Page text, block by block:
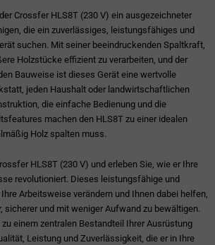
Crossfer HLS8T (230 V) ein ausgezeichneter
die ein zuverlässiges, leistungsfähiges und
suchen. Mit seiner beeindruckenden Spaltkraft,
Holzstücke effizient zu verarbeiten, und der
Bauweise ist dieses Gerät eine wertvolle
jeden Haushalt oder landwirtschaftlichen
die einfache Bedienung und die
machen den HLS8T zu einer idealen
Holz spalten muss.
HLS8T (230 V) und erleben Sie, wie er Ihre
revolutioniert. Dieses leistungsfähige und
Arbeitsweise verändern und Ihnen dabei helfen,
sicherer und mit weniger Aufwand zu bewältigen.
einem zentralen Bestandteil Ihrer Ausrüstung
Leistung und Zuverlässigkeit, die er in Ihre